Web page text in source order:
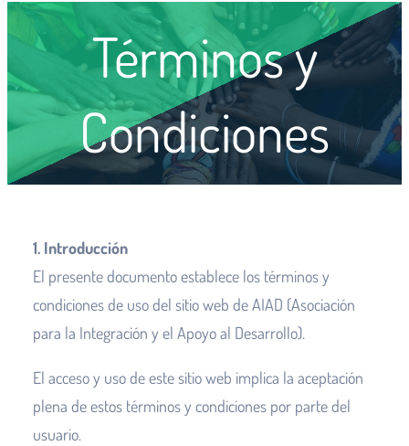
Términos y
Condiciones
1. Introducción
El presente documento establece los términos y
condiciones de uso del sitio web de AIAD (Asociación
para la Integración y el Apoyo al Desarrollo).
El acceso y uso de este sitio web implica la aceptación
plena de estos términos y condiciones por parte del
usuario.